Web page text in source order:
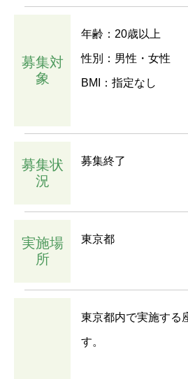
募集対
象
年齢：20歳以上
性別：男性・女性
BMI：指定なし
募集状
況
募集終了
実施場
所
東京都
東京都内で実施する
す。